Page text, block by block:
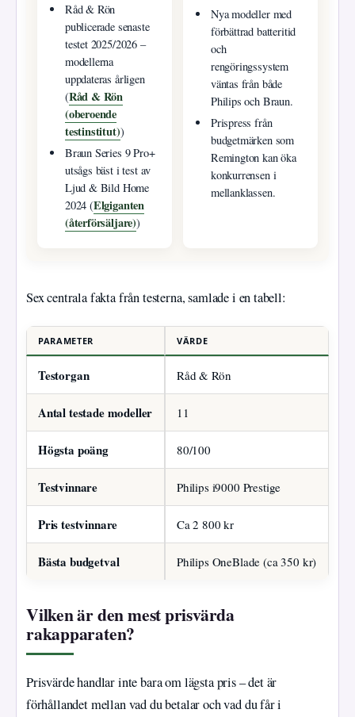
Råd & Rön
publicerade senaste
testet 2025/2026 –
modellerna
uppdateras årligen
(Råd & Rön
(oberoende
testinstitut))
Braun Series 9 Pro+
utsågs bäst i test av
Ljud & Bild Home
2024 (Elgiganten
(återförsäljare))
Nya modeller med
förbättrad batteritid
och
rengöringssystem
väntas från både
Philips och Braun.
Prispress från
budgetmärken som
Remington kan öka
konkurrensen i
mellanklassen.
Sex centrala fakta från testerna, samlade i en tabell:
PARAMETER VÄRDE
Testorgan Råd & Rön
Antal testade modeller 11
Högsta poäng 80/100
Testvinnare Philips i9000 Prestige
Pris testvinnare Ca 2 800 kr
Bästa budgetval Philips OneBlade (ca 350 kr)
Vilken är den mest prisvärda
rakapparaten?
Prisvärde handlar inte bara om lägsta pris – det är
förhållandet mellan vad du betalar och vad du får i